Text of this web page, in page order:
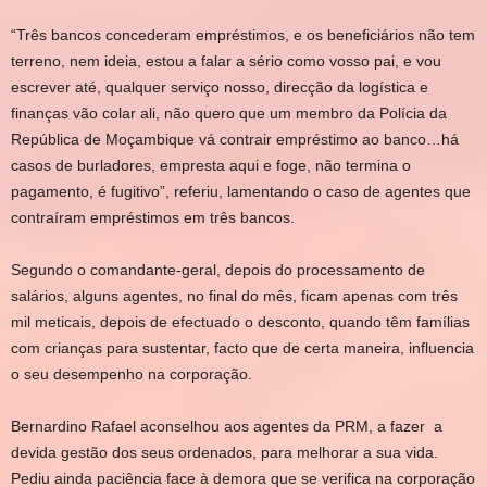
“Três bancos concederam empréstimos, e os beneficiários não tem
terreno, nem ideia, estou a falar a sério como vosso pai, e vou
escrever até, qualquer serviço nosso, direcção da logística e
finanças vão colar ali, não quero que um membro da Polícia da
República de Moçambique vá contrair empréstimo ao banco…há
casos de burladores, empresta aqui e foge, não termina o
pagamento, é fugitivo”, referiu, lamentando o caso de agentes que
contraíram empréstimos em três bancos.
Segundo o comandante-geral, depois do processamento de
salários, alguns agentes, no final do mês, ficam apenas com três
mil meticais, depois de efectuado o desconto, quando têm famílias
com crianças para sustentar, facto que de certa maneira, influencia
o seu desempenho na corporação.
Bernardino Rafael aconselhou aos agentes da PRM, a fazer a
devida gestão dos seus ordenados, para melhorar a sua vida.
Pediu ainda paciência face à demora que se verifica na corporação